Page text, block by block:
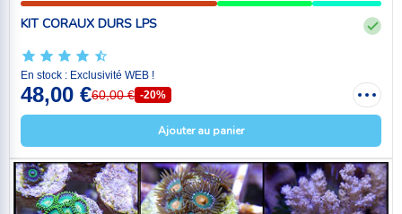
KIT CORAUX DURS LPS
En stock : Exclusivité WEB !
48,00 €60,00 € -20%
Ajouter au panier